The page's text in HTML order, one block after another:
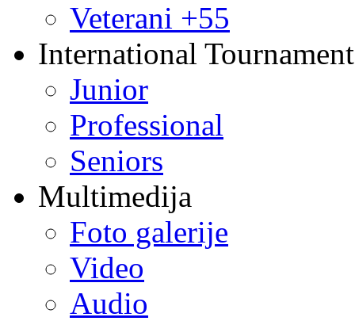
Veterani +55
International
Junior
Professional
Seniors
Multimedija
Foto galerije
Video
Audio